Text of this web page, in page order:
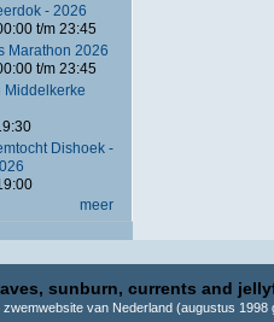
- 2026
t/m 23:45
Marathon 2026
t/m 23:45
Middelkerke
Dishoek -
meer
sunburn, currents and
zwemwebsite van Nederland (augustus 1998